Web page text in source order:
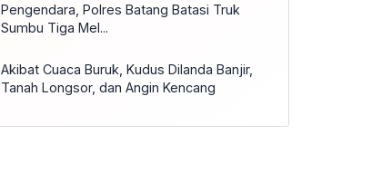
Pengendara, Polres Batang Batasi Truk
Sumbu Tiga Mel...
Akibat Cuaca Buruk, Kudus Dilanda Banjir,
Tanah Longsor, dan Angin Kencang